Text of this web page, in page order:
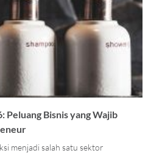
Peluang Bisnis yang Wajib
menjadi salah satu sektor